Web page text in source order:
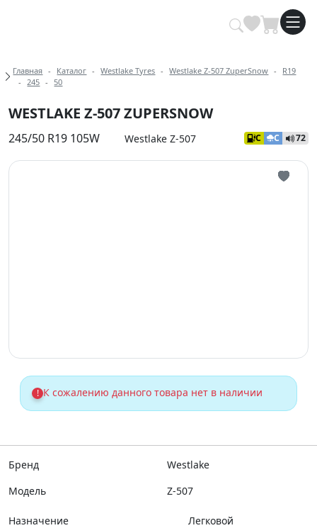
Купить автомобильные шины
Хлебные крошки
Главная Каталог Westlake Tyres Westlake Z-507 ZuperSnow
R19
245
50
WESTLAKE Z-507 ZUPERSNOW
245/50 R19 105W Westlake Z-507 C C 72
! К сожалению данного товара нет в наличии
Бренд
Westlake
Модель
Z-507
Назначение Легковой